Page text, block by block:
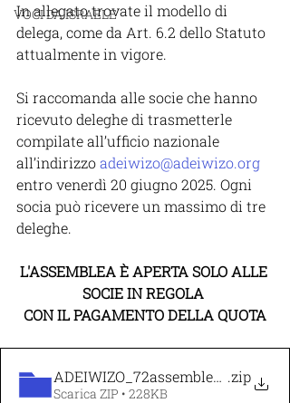
VOCI DA ISRAELE
In allegato trovate il modello di
delega, come da Art. 6.2 dello Statuto
attualmente in vigore.
Si raccomanda alle socie che hanno
ricevuto deleghe di trasmetterle
compilate all’ufficio nazionale
all’indirizzo adeiwizo@adeiwizo.org
entro venerdì 20 giugno 2025. Ogni
socia può ricevere un massimo di tre
deleghe.
L'ASSEMBLEA È APERTA SOLO ALLE
SOCIE IN REGOLA
CON IL PAGAMENTO DELLA QUOTA
ADEIWIZO_72assembleanazionale
.zip
Scarica ZIP • 228KB